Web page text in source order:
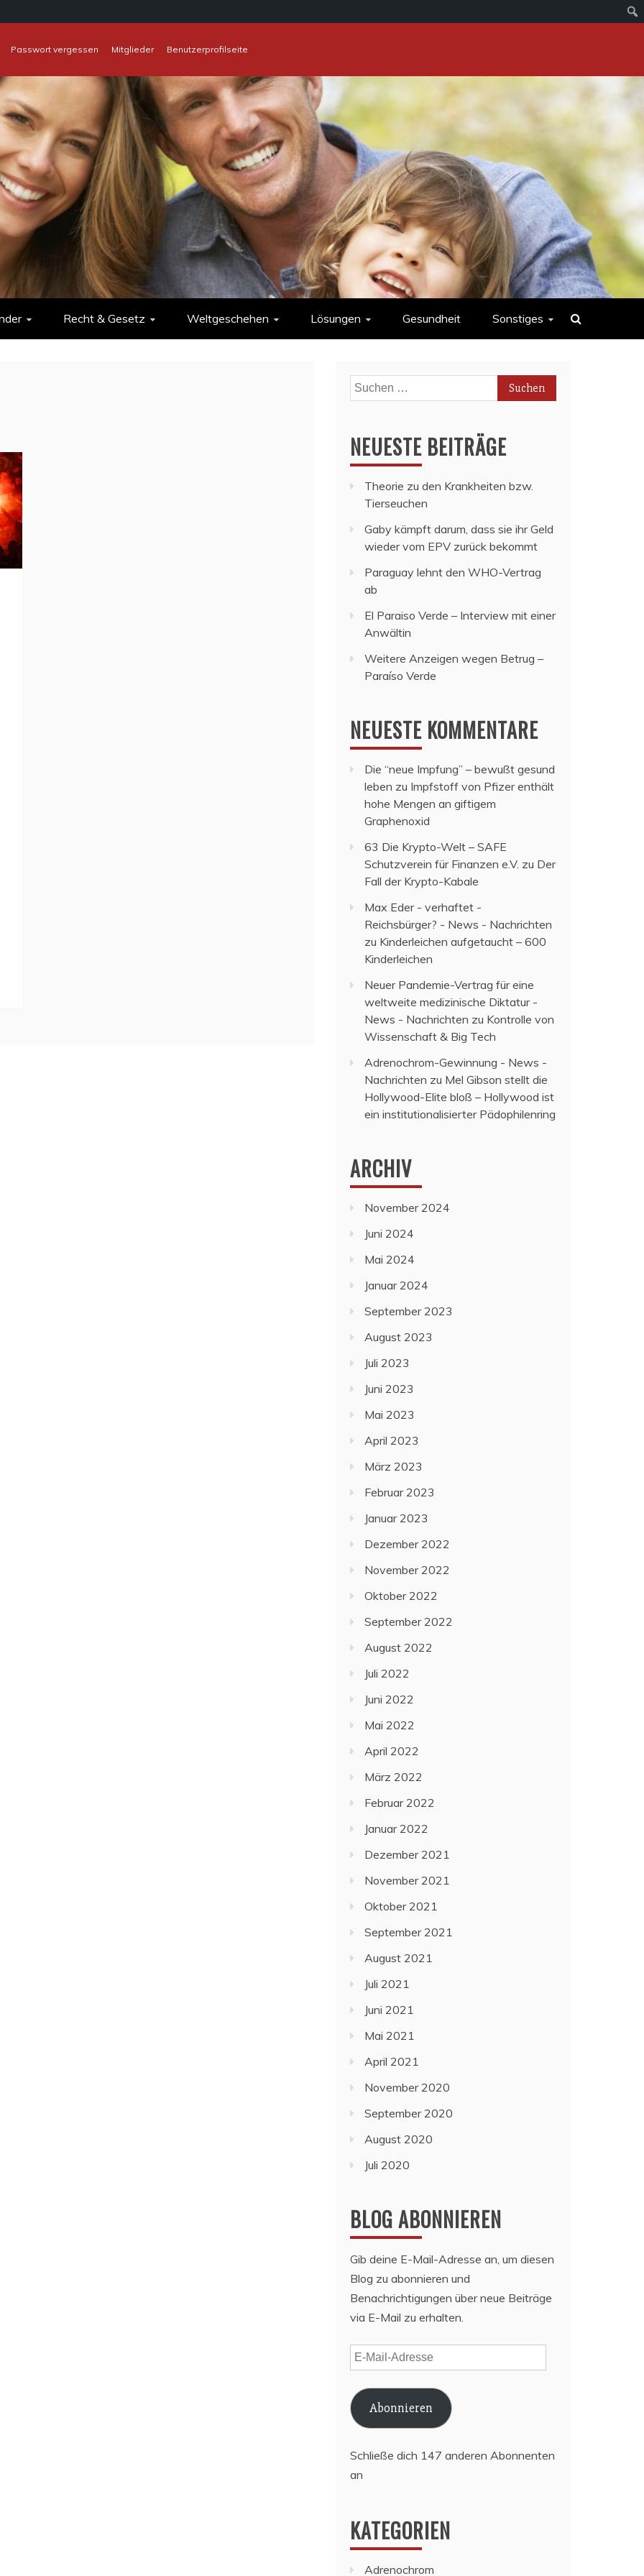
Passwort vergessen Mitglieder
Benutzerprofilseite
Recht & Gesetz Weltgeschehen Lösungen Gesundheit Sonstiges
Suchen
nach:
NEUESTE BEITRÄGE
Theorie zu den Krankheiten bzw.
Tierseuchen
Gaby kämpft darum, dass sie ihr Geld
wieder vom EPV zurück bekommt
Paraguay lehnt den WHO-Vertrag
ab
El Paraiso Verde – Interview mit einer
Anwältin
Weitere Anzeigen wegen Betrug –
Paraíso Verde
NEUESTE KOMMENTARE
Die “neue Impfung” – bewußt gesund
leben zu Impfstoff von Pfizer enthält
hohe Mengen an giftigem
Graphenoxid
63 Die Krypto-Welt – SAFE
Schutzverein für Finanzen e.V. zu Der
Fall der Krypto-Kabale
Max Eder - verhaftet -
Reichsbürger? - News - Nachrichten
zu Kinderleichen aufgetaucht – 600
Kinderleichen
Neuer Pandemie-Vertrag für eine
weltweite medizinische Diktatur -
News - Nachrichten zu Kontrolle von
Wissenschaft & Big Tech
Adrenochrom-Gewinnung - News -
Nachrichten zu Mel Gibson stellt die
Hollywood-Elite bloß – Hollywood ist
ein institutionalisierter Pädophilenring
ARCHIV
November 2024
Juni 2024
Mai 2024
Januar 2024
September 2023
August 2023
Juli 2023
Juni 2023
Mai 2023
April 2023
März 2023
Februar 2023
Januar 2023
Dezember 2022
November 2022
Oktober 2022
September 2022
August 2022
Juli 2022
Juni 2022
Mai 2022
April 2022
März 2022
Februar 2022
Januar 2022
Dezember 2021
November 2021
Oktober 2021
September 2021
August 2021
Juli 2021
Juni 2021
Mai 2021
April 2021
November 2020
September 2020
August 2020
Juli 2020
BLOG ABONNIEREN
Gib deine E-Mail-Adresse an, um diesen
Blog zu abonnieren und
Benachrichtigungen über neue Beiträge
via E-Mail zu erhalten.
E-
Mail-
Adresse
Abonnieren
Schließe dich 147 anderen Abonnenten
an
KATEGORIEN
Adrenochrom